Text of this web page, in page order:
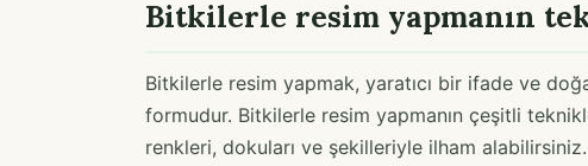
Bitkilerle resim yapmanın
Bitkilerle resim yapmak, yaratıcı bir ifade ve
formudur. Bitkilerle resim yapmanın çeşitli
renkleri, dokuları ve şekilleriyle ilham